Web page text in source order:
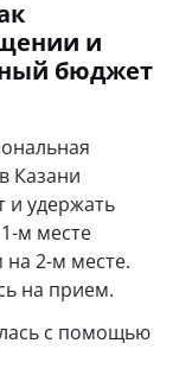
и
бюджет
Казани
и удержать
м месте
2-м месте.
на прием.
с помощью